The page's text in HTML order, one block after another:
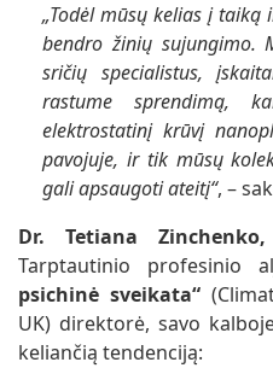
„Todėl mūsų kelias į
bendro žinių sujungimo.
sričių specialistus,
rastume sprendimą,
elektrostatinį krūvį
pavojuje, ir tik mūsų
gali apsaugoti ateitį“, –
Dr. Tetiana Zinchenko,
Tarptautinio profesinio
psichinė sveikata“
UK) direktorė, savo
keliančią tendenciją: